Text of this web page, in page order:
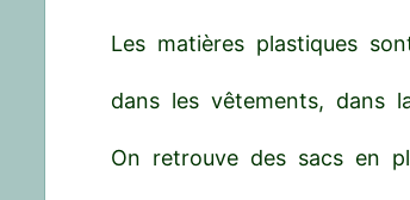
Les matières plastiques
dans les vêtements, dans
On retrouve des sacs en